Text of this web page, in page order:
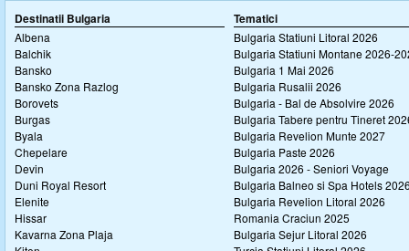
Destinatii Bulgaria
Albena
Balchik
Bansko
Bansko Zona Razlog
Borovets
Burgas
Byala
Chepelare
Devin
Duni Royal Resort
Elenite
Hissar
Kavarna Zona Plaja
Tematici
Bulgaria Statiuni Litoral 2026
Bulgaria Statiuni Montane 2026-
Bulgaria 1 Mai 2026
Bulgaria Rusalii 2026
Bulgaria - Bal de Absolvire 2026
Bulgaria Tabere pentru Tineret
Bulgaria Revelion Munte 2027
Bulgaria Paste 2026
Bulgaria 2026 - Seniori Voyage
Bulgaria Balneo si Spa Hotels
Bulgaria Revelion Litoral 2026
Romania Craciun 2025
Bulgaria Sejur Litoral 2026